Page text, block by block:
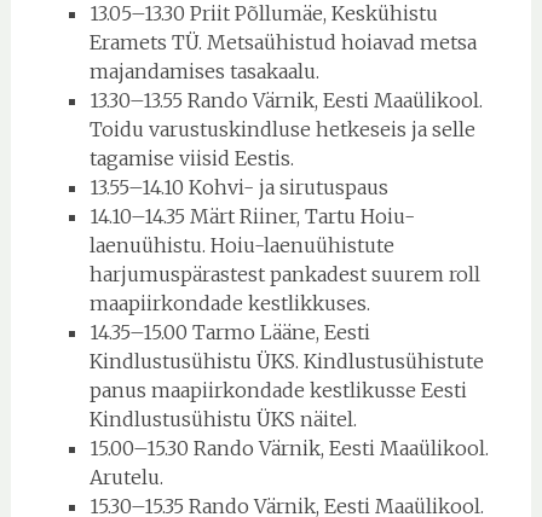
13.05–13.30 Priit Põllumäe, Keskühistu
Eramets TÜ. Metsaühistud hoiavad metsa
majandamises tasakaalu.
13.30–13.55 Rando Värnik, Eesti Maaülikool.
Toidu varustuskindluse hetkeseis ja selle
tagamise viisid Eestis.
13.55–14.10 Kohvi- ja sirutuspaus
14.10–14.35 Märt Riiner, Tartu Hoiu-
laenuühistu. Hoiu-laenuühistute
harjumuspärastest pankadest suurem roll
maapiirkondade kestlikkuses.
14.35–15.00 Tarmo Lääne, Eesti
Kindlustusühistu ÜKS. Kindlustusühistute
panus maapiirkondade kestlikusse Eesti
Kindlustusühistu ÜKS näitel.
15.00–15.30 Rando Värnik, Eesti Maaülikool.
Arutelu.
15.30–15.35 Rando Värnik, Eesti Maaülikool.